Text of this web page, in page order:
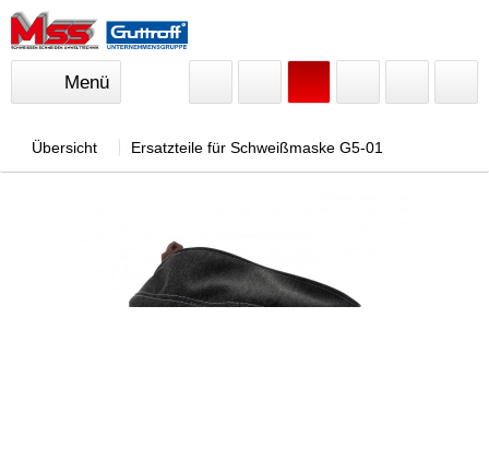
Menü
Übersicht Ersatzteile für Schweißmaske G5-01